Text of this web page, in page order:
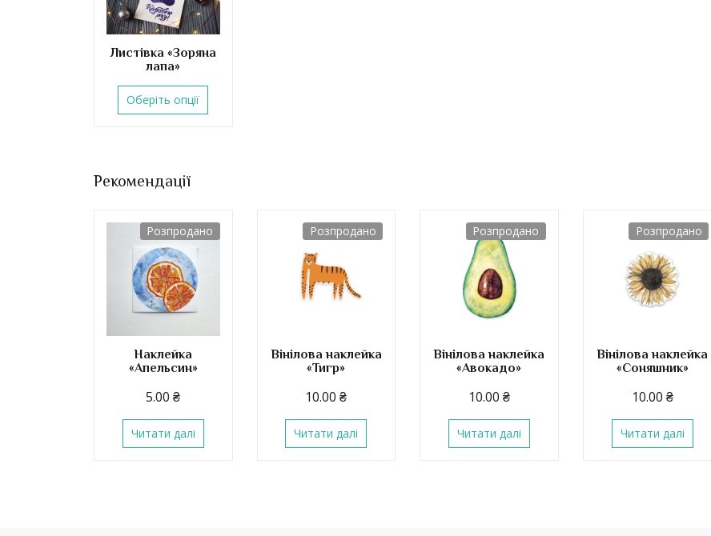
Листівка «Зоряна
лапа»
Оберіть опції
Рекомендації
Розпродано
Наклейка
«Апельсин»
5.00₴
Читати далі
Розпродано
Вінілова наклейка
«Тигр»
10.00₴
Читати далі
Розпродано
Вінілова наклейка
«Авокадо»
10.00 ₴
Читати далі
Розпродано
Вінілова наклейка
«Соняшник»
10.00 ₴
Читати далі